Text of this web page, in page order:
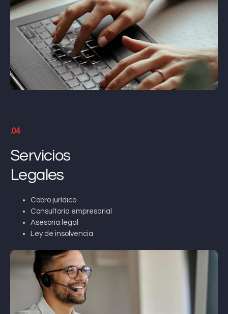
.04
Servicios
Legales
Cobro jurídico
Consultoría empresarial
Asesoría legal
Ley de insolvencia